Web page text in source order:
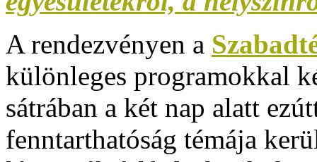
A rendezvényen a
különleges programokkal
sátrában a két nap alatt
fenntarthatóság témája